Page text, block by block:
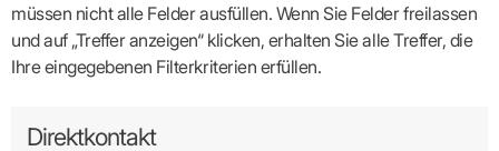
müssen nicht alle Felder ausfüllen. Wenn Sie Felder freilassen
und auf „Treffer anzeigen“ klicken, erhalten Sie alle Treffer, die
Ihre eingegebenen Filterkriterien erfüllen.
Direktkontakt